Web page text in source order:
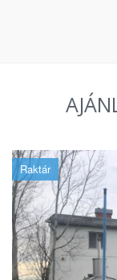
Raktár